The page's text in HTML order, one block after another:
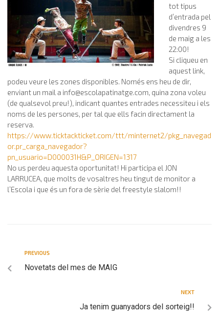
tot tipus
d’entrada pel
divendres 9
de maig a les
22:00!
Si cliqueu en
aquest link,
podeu veure les zones disponibles. Només ens heu de dir,
enviant un mail a info@escolapatinatge.com, quina zona voleu
(de qualsevol preu!), indicant quantes entrades necessiteu i els
noms de les persones, per tal que ells facin directament la
reserva.
https://www.ticktackticket.com/ttt/minternet2/pkg_navegad
or.pr_carga_navegador?
pn_usuario=D000031H&P_ORIGEN=1317
No us perdeu aquesta oportunitat! Hi participa el JON
LARRUCEA, que molts de vosaltres heu tingut de monitor a
l’Escola i que és un fora de sèrie del freestyle slalom!!
PREVIOUS
Novetats del mes de MAIG
NEXT
Ja tenim guanyadors del sorteig!!